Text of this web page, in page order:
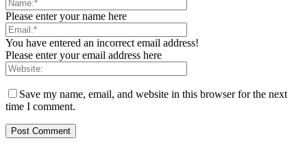
Please enter your name here
You have entered an incorrect email address!
Please enter your email address here
Save my name, email, and website in this browser for the next
time I comment.